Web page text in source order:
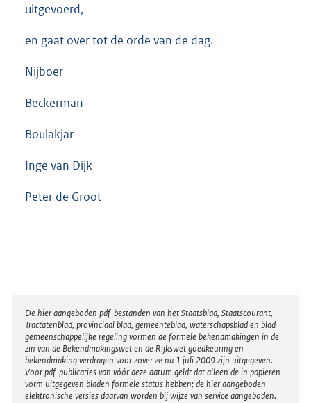
uitgevoerd,
en gaat over tot de orde van de dag.
Nijboer
Beckerman
Boulakjar
Inge van Dijk
Peter de Groot
Disclaimer
De hier aangeboden pdf-bestanden van het Staatsblad, Staatscourant,
Tractatenblad, provinciaal blad, gemeenteblad, waterschapsblad en blad
gemeenschappelijke regeling vormen de formele bekendmakingen in de
zin van de Bekendmakingswet en de Rijkswet goedkeuring en
bekendmaking verdragen voor zover ze na 1 juli 2009 zijn uitgegeven.
Voor pdf-publicaties van vóór deze datum geldt dat alleen de in papieren
vorm uitgegeven bladen formele status hebben; de hier aangeboden
elektronische versies daarvan worden bij wijze van service aangeboden.